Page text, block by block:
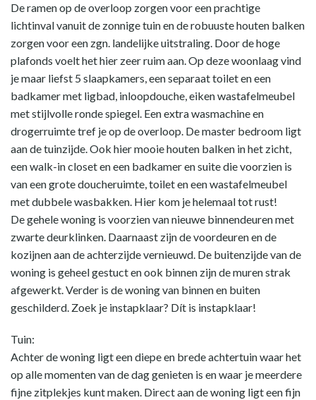
De ramen op de overloop zorgen voor een prachtige
lichtinval vanuit de zonnige tuin en de robuuste houten balken
zorgen voor een zgn. landelijke uitstraling. Door de hoge
plafonds voelt het hier zeer ruim aan. Op deze woonlaag vind
je maar liefst 5 slaapkamers, een separaat toilet en een
badkamer met ligbad, inloopdouche, eiken wastafelmeubel
met stijlvolle ronde spiegel. Een extra wasmachine en
drogerruimte tref je op de overloop. De master bedroom ligt
aan de tuinzijde. Ook hier mooie houten balken in het zicht,
een walk-in closet en een badkamer en suite die voorzien is
van een grote doucheruimte, toilet en een wastafelmeubel
met dubbele wasbakken. Hier kom je helemaal tot rust!
De gehele woning is voorzien van nieuwe binnendeuren met
zwarte deurklinken. Daarnaast zijn de voordeuren en de
kozijnen aan de achterzijde vernieuwd. De buitenzijde van de
woning is geheel gestuct en ook binnen zijn de muren strak
afgewerkt. Verder is de woning van binnen en buiten
geschilderd. Zoek je instapklaar? Dít is instapklaar!
Tuin:
Achter de woning ligt een diepe en brede achtertuin waar het
op alle momenten van de dag genieten is en waar je meerdere
fijne zitplekjes kunt maken. Direct aan de woning ligt een fijn